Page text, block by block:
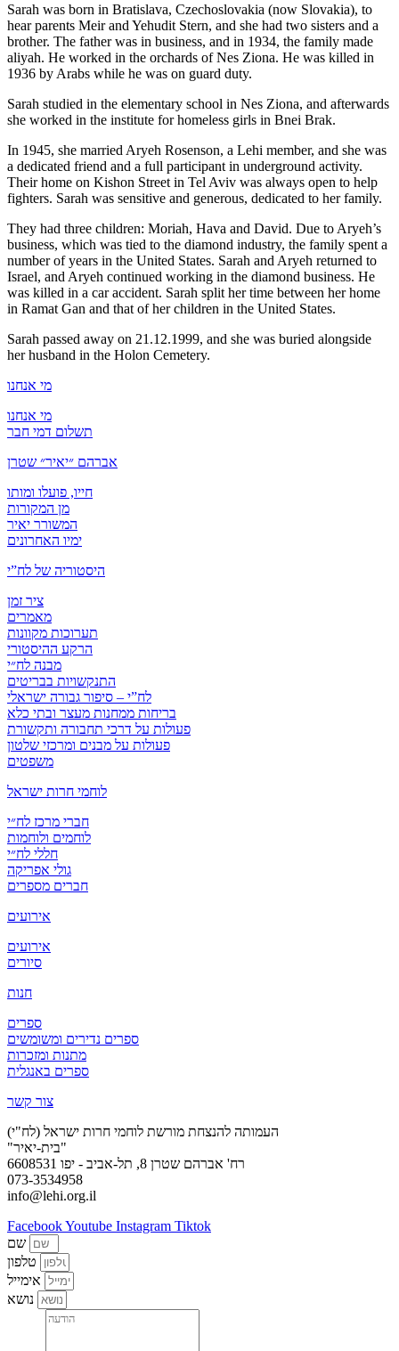
Sarah was born in Bratislava, Czechoslovakia (now Slovakia), to
hear parents Meir and Yehudit Stern, and she had two sisters and a
brother. The father was in business, and in 1934, the family made
aliyah. He worked in the orchards of Nes Ziona. He was killed in
1936 by Arabs while he was on guard duty.
Sarah studied in the elementary school in Nes Ziona, and afterwards
she worked in the institute for homeless girls in Bnei Brak.
In 1945, she married Aryeh Rosenson, a Lehi member, and she was
a dedicated friend and a full participant in underground activity.
Their home on Kishon Street in Tel Aviv was always open to help
fighters. Sarah was sensitive and generous, dedicated to her family.
They had three children: Moriah, Hava and David. Due to Aryeh’s
business, which was tied to the diamond industry, the family spent a
number of years in the United States. Sarah and Aryeh returned to
Israel, and Aryeh continued working in the diamond business. He
was killed in a car accident. Sarah split her time between her home
in Ramat Gan and that of her children in the United States.
Sarah passed away on 21.12.1999, and she was buried alongside
her husband in the Holon Cemetery.
מי אנחנו
מי אנחנו
תשלום דמי חבר
אברהם ״יאיר״ שטרן
חייו, פועלו ומותו
מן המקורות
המשורר יאיר
ימיו האחרונים
היסטוריה של לח”י
ציר זמן
מאמרים
תערוכות מקוונות
הרקע ההיסטורי
מבנה לח״י
התנקשויות בבריטים
לח”י – סיפור גבורה ישראלי
בריחות ממחנות מעצר ובתי כלא
פעולות על דרכי תחבורה ותקשורת
פעולות על מבנים ומרכזי שלטון
משפטים
לוחמי חרות ישראל
חברי מרכז לח״י
לוחמים ולוחמות
חללי לח״י
גולי אפריקה
חברים מספרים
אירועים
אירועים
סיורים
חנות
ספרים
ספרים נדירים ומשומשים
מתנות ומזכרות
ספרים באנגלית
צור קשר
העמותה להנצחת מורשת לוחמי חרות ישראל (לח"י)
"בית-יאיר"
רח' אברהם שטרן 8, תל-אביב - יפו 6608531
073-3534958
info@lehi.org.il
FacebookYoutube Instagram Tiktok